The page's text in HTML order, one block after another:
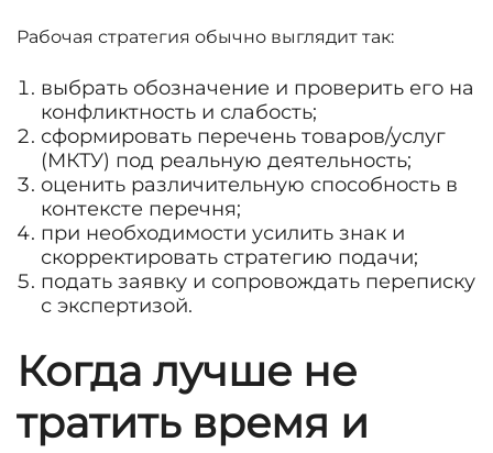
Рабочая стратегия обычно выглядит так:
выбрать обозначение и проверить его на
конфликтность и слабость;
сформировать перечень товаров/услуг
(МКТУ) под реальную деятельность;
оценить различительную способность в
контексте перечня;
при необходимости усилить знак и
скорректировать стратегию подачи;
подать заявку и сопровождать переписку
с экспертизой.
Когда лучше не
тратить время и